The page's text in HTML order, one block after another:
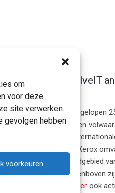
om
voor deze
site verwerken.
gevolgen hebben
voorkeuren
XsolveIT
De afgelopen
tot een
en
met Xerox
grondgebied
daarenboven
Partner ook